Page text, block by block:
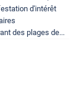
d'intérêt
des plages de...